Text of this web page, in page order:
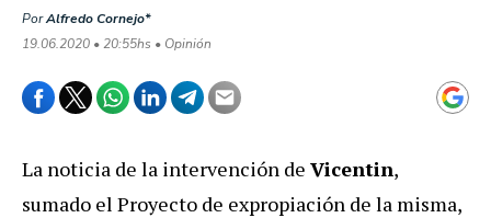
PorAlfredo Cornejo*
19.06.2020 • 20:55hs • Opinión
La noticia de la intervención de Vicentin,
sumado el Proyecto de expropiación de la misma,